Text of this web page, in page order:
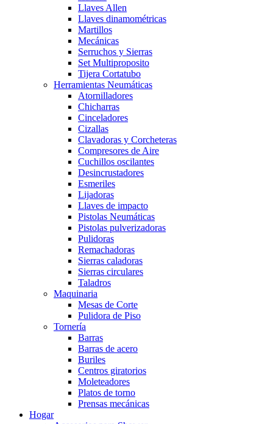
Llaves Allen
Llaves dinamométricas
Martillos
Mecánicas
Serruchos y Sierras
Set Multiproposito
Tijera Cortatubo
Herramientas Neumáticas
Atornilladores
Chicharras
Cinceladores
Cizallas
Clavadoras y Corcheteras
Compresores de Aire
Cuchillos oscilantes
Desincrustadores
Esmeriles
Lijadoras
Llaves de impacto
Pistolas Neumáticas
Pistolas pulverizadoras
Pulidoras
Remachadoras
Sierras caladoras
Sierras circulares
Taladros
Maquinaria
Mesas de Corte
Pulidora de Piso
Tornería
Barras
Barras de acero
Buriles
Centros giratorios
Moleteadores
Platos de torno
Prensas mecánicas
Hogar